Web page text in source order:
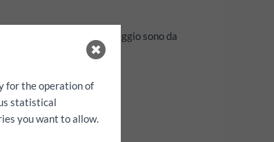
bambini e chighie di fissaggio sono da
for the operation of
statistical
you want to allow.